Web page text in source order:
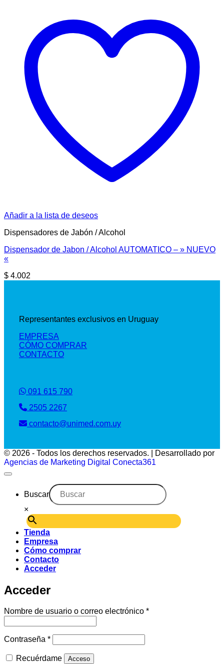
Añadir a la lista de deseos
Dispensadores de Jabón / Alcohol
Dispensador de Jabon / Alcohol AUTOMATICO – » NUEVO
«
$ 4.002
Representantes exclusivos en Uruguay
EMPRESA
CÓMO COMPRAR
CONTACTO
091 615 790
2505 2267
contacto@unimed.com.uy
© 2026 - Todos los derechos reservados. | Desarrollado por
Agencias de Marketing Digital Conecta361
Buscar
×
Tienda
Empresa
Cómo comprar
Contacto
Acceder
Acceder
Nombre de usuario o correo electrónico *Obligatorio
Contraseña *Obligatorio
Recuérdame Acceso